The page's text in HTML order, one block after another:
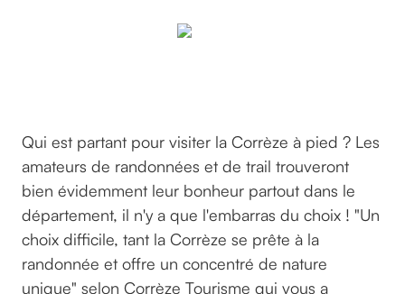
Qui est partant pour visiter la Corrèze à pied ? Les
amateurs de randonnées et de trail trouveront
bien évidemment leur bonheur partout dans le
département, il n'y a que l'embarras du choix ! "Un
choix difficile, tant la Corrèze se prête à la
randonnée et offre un concentré de nature
unique" selon Corrèze Tourisme qui vous a